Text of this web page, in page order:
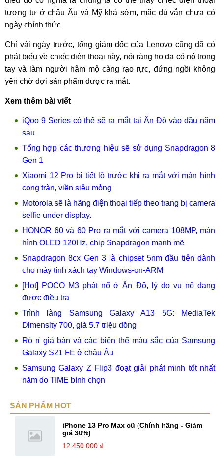
tương tự ở châu Âu và Mỹ khá sớm, mặc dù vẫn chưa có
ngày chính thức.
Chỉ vài ngày trước, tổng giám đốc của Lenovo cũng đã có
phát biểu về chiếc điện thoại này, nói rằng họ đã có nó trong
tay và làm người hâm mộ càng rạo rực, đứng ngồi không
yên chờ đợi sản phẩm được ra mắt.
Xem thêm bài viết
iQoo 9 Series có thể sẽ ra mắt tại Ấn Độ vào đầu năm
sau.
Tổng hợp các thương hiệu sẽ sử dụng Snapdragon 8
Gen 1
Xiaomi 12 Pro bị tiết lộ trước khi ra mắt với màn hình
cong tràn, viền siêu mỏng
Motorola sẽ là hãng điện thoại tiếp theo trang bị camera
selfie under display.
HONOR 60 và 60 Pro ra mắt với camera 108MP, màn
hình OLED 120Hz, chip Snapdragon mạnh mẽ
Snapdragon 8cx Gen 3 là chipset 5nm đầu tiên dành
cho máy tính xách tay Windows-on-ARM
[Hot] POCO M3 phát nổ ở Ấn Độ, lý do vụ nổ đang
được điều tra
Trình làng Samsung Galaxy A13 5G: MediaTek
Dimensity 700, giá 5.7 triệu đồng
Rò rỉ giá bán và các biến thể màu sắc của Samsung
Galaxy S21 FE ở châu Âu
Samsung Galaxy Z Flip3 đoạt giải phát minh tốt nhất
năm do TIME bình chọn
SẢN PHẨM HOT
iPhone 13 Pro Max cũ (Chính hãng - Giảm
giá 30%)
12.450.000 ₫